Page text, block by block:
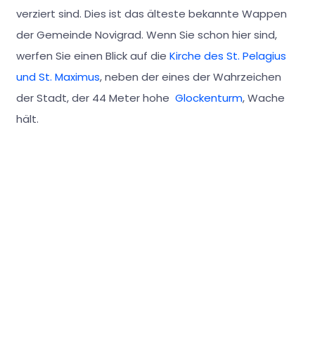
verziert sind. Dies ist das älteste bekannte Wappen
der Gemeinde Novigrad. Wenn Sie schon hier sind,
werfen Sie einen Blick auf die Kirche des St. Pelagius
und St. Maximus, neben der eines der Wahrzeichen
der Stadt, der 44 Meter hohe Glockenturm, Wache
hält.